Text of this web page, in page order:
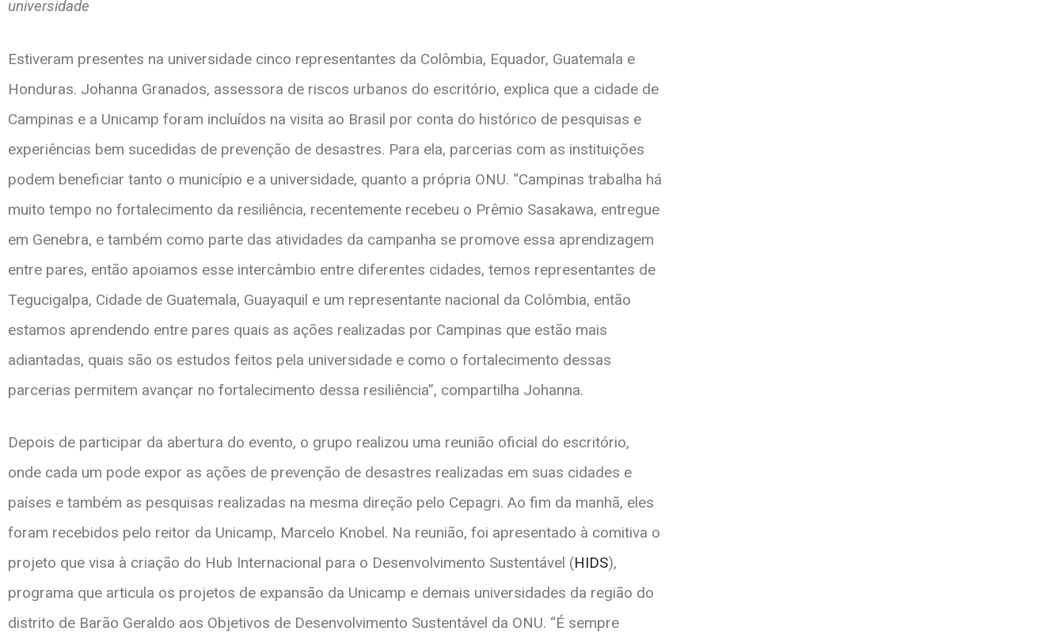
universidade
Estiveram presentes na universidade cinco representantes da Colômbia, Equador, Guatemala e
Honduras. Johanna Granados, assessora de riscos urbanos do escritório, explica que a cidade de
Campinas e a Unicamp foram incluídos na visita ao Brasil por conta do histórico de pesquisas e
experiências bem sucedidas de prevenção de desastres. Para ela, parcerias com as instituições
podem beneficiar tanto o município e a universidade, quanto a própria ONU. “Campinas trabalha há
muito tempo no fortalecimento da resiliência, recentemente recebeu o Prêmio Sasakawa, entregue
em Genebra, e também como parte das atividades da campanha se promove essa aprendizagem
entre pares, então apoiamos esse intercâmbio entre diferentes cidades, temos representantes de
Tegucigalpa, Cidade de Guatemala, Guayaquil e um representante nacional da Colômbia, então
estamos aprendendo entre pares quais as ações realizadas por Campinas que estão mais
adiantadas, quais são os estudos feitos pela universidade e como o fortalecimento dessas
parcerias permitem avançar no fortalecimento dessa resiliência”, compartilha Johanna.
Depois de participar da abertura do evento, o grupo realizou uma reunião oficial do escritório,
onde cada um pode expor as ações de prevenção de desastres realizadas em suas cidades e
países e também as pesquisas realizadas na mesma direção pelo Cepagri. Ao fim da manhã, eles
foram recebidos pelo reitor da Unicamp, Marcelo Knobel. Na reunião, foi apresentado à comitiva o
projeto que visa à criação do Hub Internacional para o Desenvolvimento Sustentável (HIDS),
programa que articula os projetos de expansão da Unicamp e demais universidades da região do
distrito de Barão Geraldo aos Objetivos de Desenvolvimento Sustentável da ONU. “É sempre